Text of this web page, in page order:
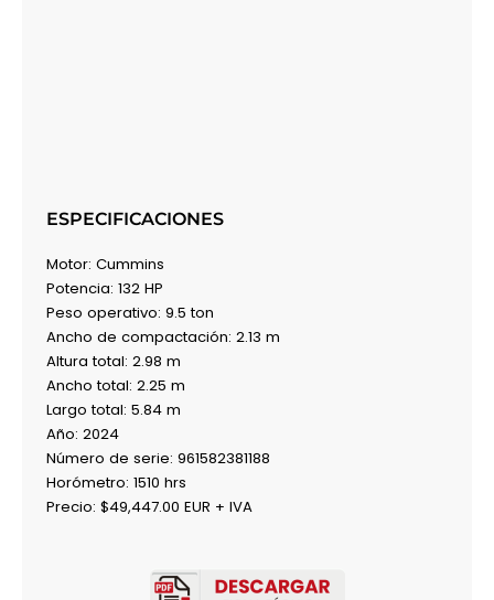
ESPECIFICACIONES
Motor: Cummins
Potencia: 132 HP
Peso operativo: 9.5 ton
Ancho de compactación: 2.13 m
Altura total: 2.98 m
Ancho total: 2.25 m
Largo total: 5.84 m
Año: 2024
Número de serie: 961582381188
Horómetro: 1510 hrs
Precio: $49,447.00 EUR + IVA